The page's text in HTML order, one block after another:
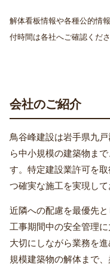
解体看板情報や各種公的情
付時間は各社へご確認くださ
会社のご紹介
鳥谷峰建設は岩手県九
ら中小規模の建築物ま
す。特定建設業許可を
つ確実な施工を実現して
近隣への配慮を最優先と
工事期間中の安全管理
大切にしながら業務を
規模建築物の解体まで、